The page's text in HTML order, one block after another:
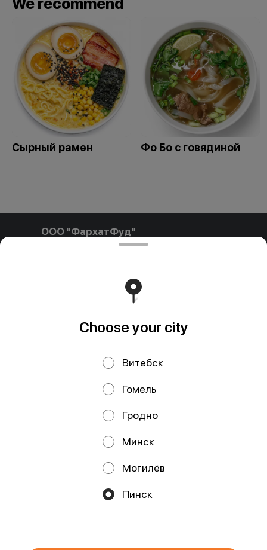
processing of your browser's cookies and the use of analytical
We recommend
Сырный рамен Фо Бо с говядиной
ООО "ФархатФуд"
ООО"ФархатФуд" Свидетельство о государственной
Калиновского, д.32, каб. 11/15 farhatfud@gmail.com
Foodpicásso
Политика конфиденциальности
Файлы cookie
Choose your city
Витебск
Гомель
Гродно
Минск
Могилёв
Пинск